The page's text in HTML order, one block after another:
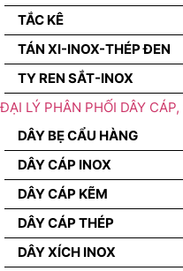
TẮC KÊ
TÁN XI-INOX-THÉP ĐEN
TY REN SẮT-INOX
ĐẠI LÝ PHÂN PHỐI DÂY
DÂY BẸ CẨU HÀNG
DÂY CÁP INOX
DÂY CÁP KẼM
DÂY CÁP THÉP
DÂY XÍCH INOX